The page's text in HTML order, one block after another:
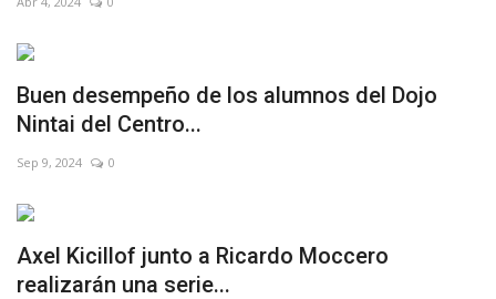
Buen desempeño de los alumnos del Dojo
Nintai del Centro...
Sep 9, 2024 0
Axel Kicillof junto a Ricardo Moccero
realizarán una serie...